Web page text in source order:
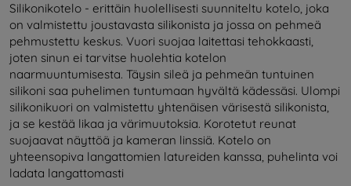
Silikonikotelo - erittäin huolellisesti suunniteltu kotelo, joka
on valmistettu joustavasta silikonista ja jossa on pehmeä
pehmustettu keskus. Vuori suojaa laitettasi tehokkaasti,
joten sinun ei tarvitse huolehtia kotelon
naarmuuntumisesta. Täysin sileä ja pehmeän tuntuinen
silikoni saa puhelimen tuntumaan hyvältä kädessäsi. Ulompi
silikonikuori on valmistettu yhtenäisen värisestä silikonista,
ja se kestää likaa ja värimuutoksia. Korotetut reunat
suojaavat näyttöä ja kameran linssiä. Kotelo on
yhteensopiva langattomien latureiden kanssa, puhelinta voi
ladata langattomasti